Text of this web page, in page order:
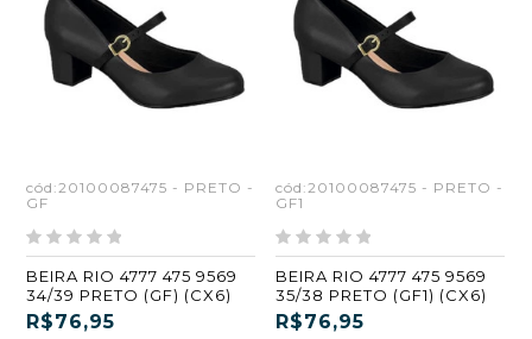
cód:20100087475 - PRETO -
GF
BEIRA RIO 4777 475 9569
34/39 PRETO (GF) (CX6)
R$76,95
cód:20100087475 - PRETO -
GF1
BEIRA RIO 4777 475 9569
35/38 PRETO (GF1) (CX6)
R$76,95